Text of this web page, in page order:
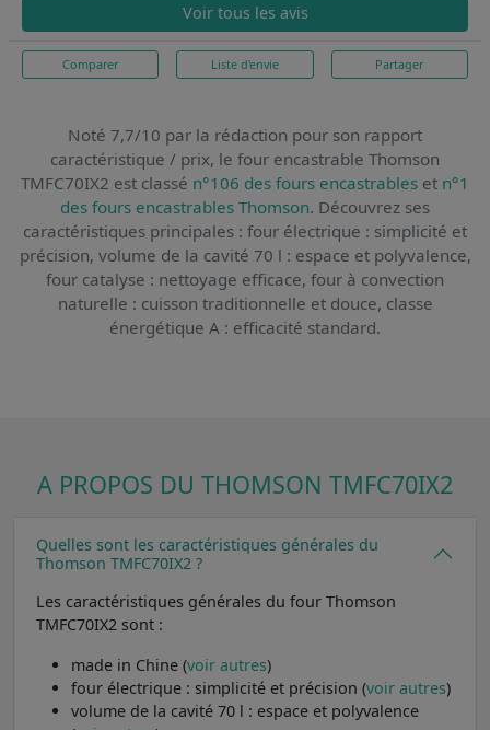
Voir tous les avis
Comparer Liste d'envie Partager
Noté 7,7/10 par la rédaction pour son rapport
caractéristique / prix, le four encastrable Thomson
TMFC70IX2 est classé n°106 des fours encastrables et n°1
des fours encastrables Thomson. Découvrez ses
caractéristiques principales : four électrique : simplicité et
précision, volume de la cavité 70 l : espace et polyvalence,
four catalyse : nettoyage efficace, four à convection
naturelle : cuisson traditionnelle et douce, classe
énergétique A : efficacité standard.
A PROPOS DU THOMSON TMFC70IX2
Quelles sont les caractéristiques générales du
Thomson TMFC70IX2 ?
Les caractéristiques générales du four Thomson
TMFC70IX2 sont :
made in Chine (voir autres)
four électrique : simplicité et précision (voir autres)
volume de la cavité 70 l : espace et polyvalence